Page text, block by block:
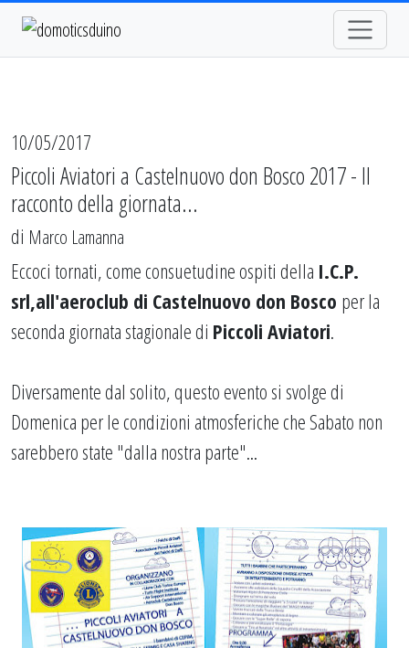
10/05/2017
Piccoli Aviatori a Castelnuovo don Bosco 2017 - Il
racconto della giornata...
di Marco Lamanna
Eccoci tornati, come consuetudine ospiti della I.C.P.
srl,all'aeroclub di Castelnuovo don Bosco per la
seconda giornata stagionale di Piccoli Aviatori.
Diversamente dal solito, questo evento si svolge di
Domenica per le condizioni atmosferiche che Sabato non
sarebbero state "dalla nostra parte"...